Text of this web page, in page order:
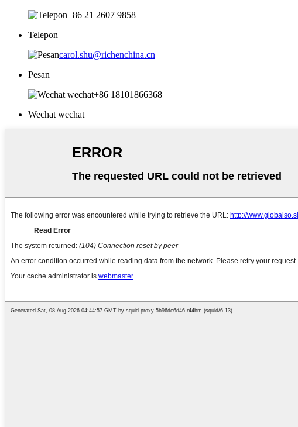
+86 21 2607 9858
Telepon
carol.shu@richenchina.cn
Pesan
+86 18101866368
Wechat wechat